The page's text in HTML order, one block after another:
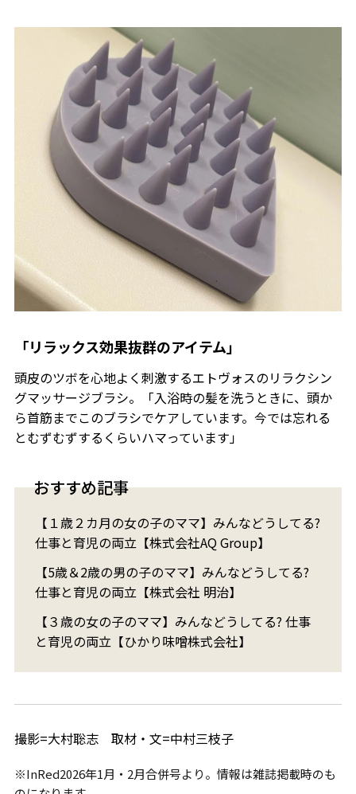
「リラックス効果抜群のアイテム」
頭皮のツボを心地よく刺激するエトヴォスのリラクシン
グマッサージブラシ。「入浴時の髪を洗うときに、頭か
ら首筋までこのブラシでケアしています。今では忘れる
とむずむずするくらいハマっています」
おすすめ記事
【１歳２カ月の女の子のママ】みんなどうしてる?
仕事と育児の両立【株式会社AQ Group】
【5歳＆2歳の男の子のママ】みんなどうしてる?
仕事と育児の両立【株式会社 明治】
【３歳の女の子のママ】みんなどうしてる? 仕事
と育児の両立【ひかり味噌株式会社】
撮影=大村聡志 取材・文=中村三枝子
※InRed2026年1月・2月合併号より。情報は雑誌掲載時のも